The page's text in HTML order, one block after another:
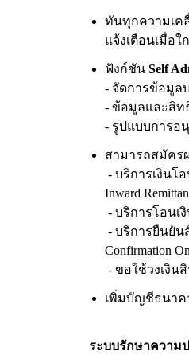
ทันทุกความเคลื่
แจ้งเตือนเมื่อ
ฟังก์ชัน Self
- จัดการข้อมูล
- ข้อมูลและสิท
- รูปแบบการอ
สามารถสมัคร
- บริการเงินโอ
Inward
- บริการโอนเ
- บริการยืนยัน
Confirmation
- ขอใช้วงเงิน
เพิ่มบัญชีธนาค
ระบบรักษาความ